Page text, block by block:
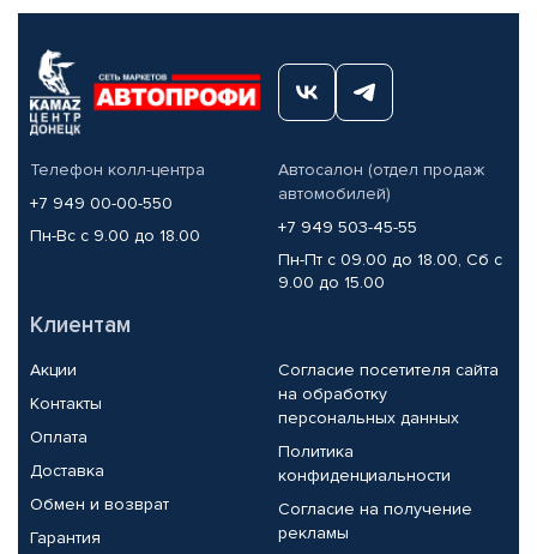
Телефон колл-центра
+7 949 00-00-550
Пн-Вс с 9.00 до 18.00
Автосалон (отдел продаж
автомобилей)
+7 949 503-45-55
Пн-Пт с 09.00 до 18.00, Сб с
9.00 до 15.00
Клиентам
Акции
Контакты
Оплата
Доставка
Обмен и возврат
Гарантия
Согласие посетителя сайта
на обработку
персональных данных
Политика
конфиденциальности
Согласие на получение
рекламы